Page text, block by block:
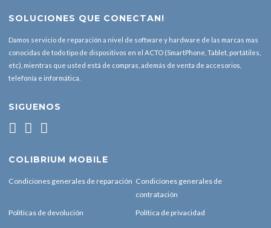
SOLUCIONES QUE CONECTAN!
Damos servicio de reparación a nivel de software y hardware de las marcas mas
conocidas de todo tipo de dispositivos en el ACTO (SmartPhone, Tablet, portátiles,
etc), mientras que usted está de compras, además de venta de accesorios,
telefonía e informática.
SIGUENOS
COLIBRIUM MOBILE
Condiciones generales de reparación Condiciones generales de
contratación
Políticas de devolución Política de privacidad